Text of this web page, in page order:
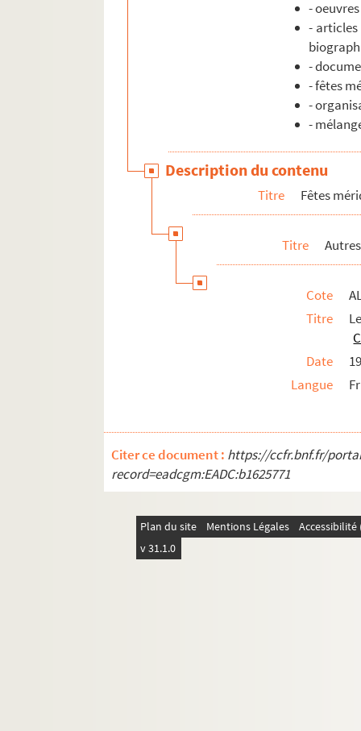
-
-
-
- fêtes
-
-
Description du contenu
Titre Fêtes
Titre
Cote
Titre
Date
Langue
Citer ce document : https://ccfr.bnf.fr/
record=eadcgm:EADC:b1625771
Plan du site Mentions Légales
v 31.1.0